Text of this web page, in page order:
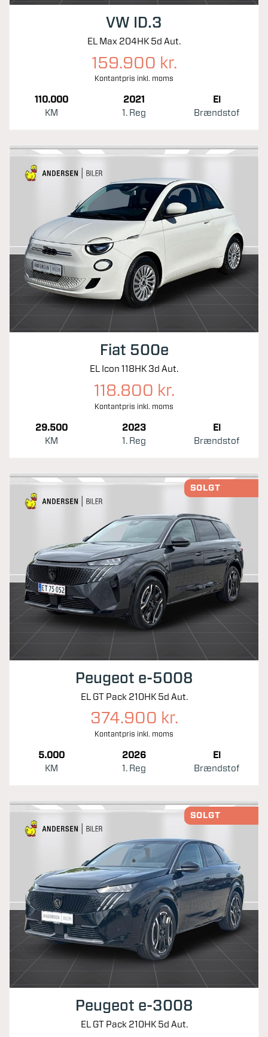
VW ID.3
EL Max 204HK 5d Aut.
159.900 kr.
Kontantpris inkl. moms
110.000
KM
2021
1. Reg
El
Brændstof
Fiat 500e
EL Icon 118HK 3d Aut.
118.800 kr.
Kontantpris inkl. moms
29.500
KM
2023
1. Reg
El
Brændstof
SOLGT
Peugeot e-5008
EL GT Pack 210HK 5d Aut.
374.900 kr.
Kontantpris inkl. moms
5.000
KM
2026
1. Reg
El
Brændstof
SOLGT
Peugeot e-3008
EL GT Pack 210HK 5d Aut.